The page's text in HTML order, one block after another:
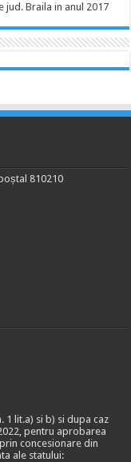
Braila in anul 2017
810210
1 lit.a) si b) si dupa caz
pentru aprobarea
concesionare din
ale statului: